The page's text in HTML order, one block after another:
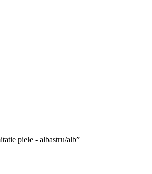
piele - albastru/alb”